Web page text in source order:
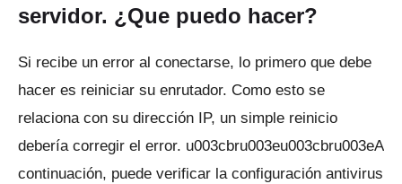
servidor. ¿Que puedo hacer?
Si recibe un error al conectarse, lo primero que debe
hacer es reiniciar su enrutador. Como esto se
relaciona con su dirección IP, un simple reinicio
debería corregir el error. u003cbru003eu003cbru003eA
continuación, puede verificar la configuración antivirus